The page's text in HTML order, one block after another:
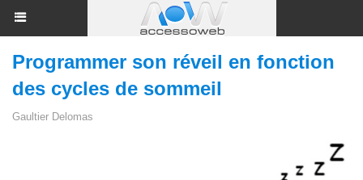
Programmer son réveil en fonction
des cycles de sommeil
Gaultier Delomas